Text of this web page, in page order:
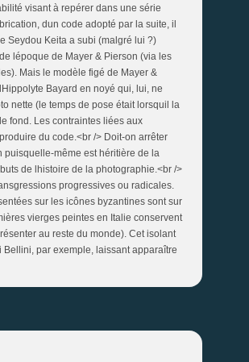
visant à repérer dans une série
dun code adopté par la suite, il
Seydou Keita a subi (malgré lui ?)
lépoque de Mayer & Pierson (via les
Mais le modèle figé de Mayer &
Bayard en noyé qui, lui, ne
(le temps de pose était lorsquil la
fond. Les contraintes liées aux
du code.<br /> Doit-on arrêter
même est héritière de la
de lhistoire de la photographie.<br />
progressives ou radicales.
sur les icônes byzantines sont sur
vierges peintes en Italie conservent
au reste du monde). Cet isolant
Bellini, par exemple, laissant apparaître